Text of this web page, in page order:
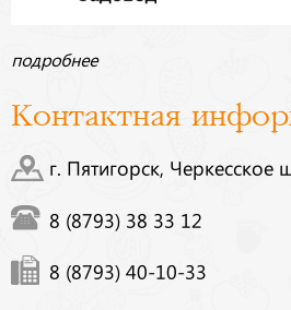
подробнее
Контактная
г. Пятигорск, Черкесское
8 (8793) 38 33 12
8 (8793) 40-10-33